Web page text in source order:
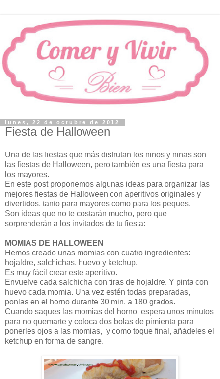
lunes, 22 de octubre de 2012
Fiesta de Halloween
Una de las fiestas que más disfrutan los niños y niñas son
las fiestas de Halloween, pero también es una fiesta para
los mayores.
En este post proponemos algunas ideas para organizar las
mejores fiestas de Halloween con aperitivos originales y
divertidos, tanto para mayores como para los peques.
Son ideas que no te costarán mucho, pero que
sorprenderán a los invitados de tu fiesta:
MOMIAS DE HALLOWEEN
Hemos creado unas momias con cuatro ingredientes:
hojaldre, salchichas, huevo y ketchup.
Es muy fácil crear este aperitivo.
Envuelve cada salchicha con tiras de hojaldre. Y pinta con
huevo cada momia. Una vez estén todas preparadas,
ponlas en el horno durante 30 min. a 180 grados.
Cuando saques las momias del horno, espera unos minutos
para no quemarte y coloca dos bolas de pimienta para
ponerles ojos a las momias, y como toque final, añádeles el
ketchup en forma de sangre.